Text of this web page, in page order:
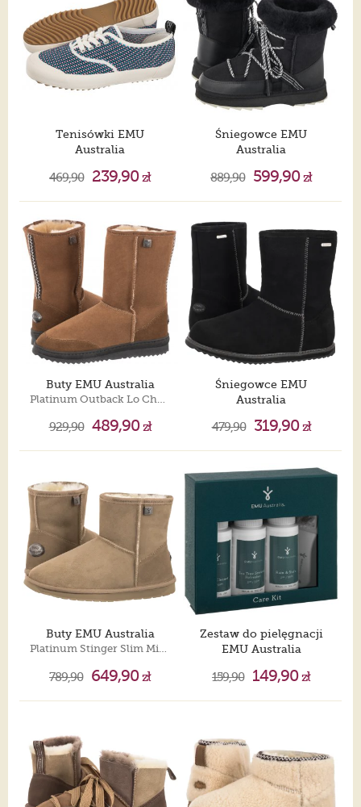
Tenisówki EMU
Australia
469,90 239,90zł
Śniegowce EMU
Australia
889,90 599,90zł
Buty EMU Australia
929,90 489,90zł
Śniegowce EMU
Australia
479,90 319,90zł
Buty EMU Australia
Platinum Stinger Slim Mini Sand WP20003
789,90 649,90zł
Zestaw do pielęgnacji
EMU Australia
159,90 149,90zł